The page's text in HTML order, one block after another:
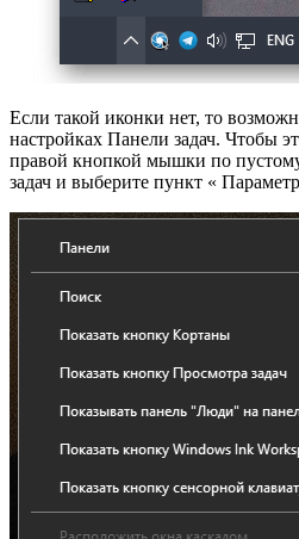
Если такой иконки нет, то
настройках Панели задач. Чтобы
правой кнопкой мышки по
задач и выберите пункт «